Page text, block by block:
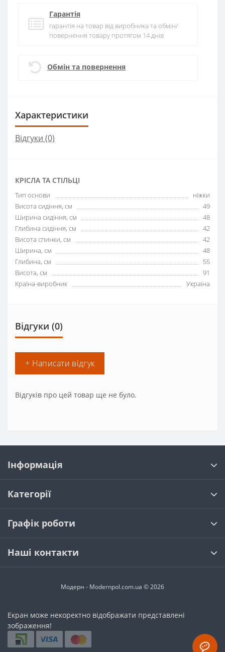
Гарантія
гарантія на товар від виробника та обмін/
повернення товару протягом 14 днів
Обмін та повернення
Характеристики
Відгуки (0)
КРІСЛА ТА СТІЛЬЦІ
Тип основи
ніжки
Висота сидіння, см
49
Ширина сидіння, см
48
Глибина сидіння, см
42
Висота спинки, см
42
Ширина, см
48
Глибина, см
55
Висота, см
91
Країна-виробник
Україна
Відгуки (0)
+ Написати відгук
Відгуків про цей товар ще не було.
Інформація
Категорії
Графік роботи
Наші контакти
Модерн - Modernpol.com.ua © 2026
Екран може некоректно відображати представлені
зображення!